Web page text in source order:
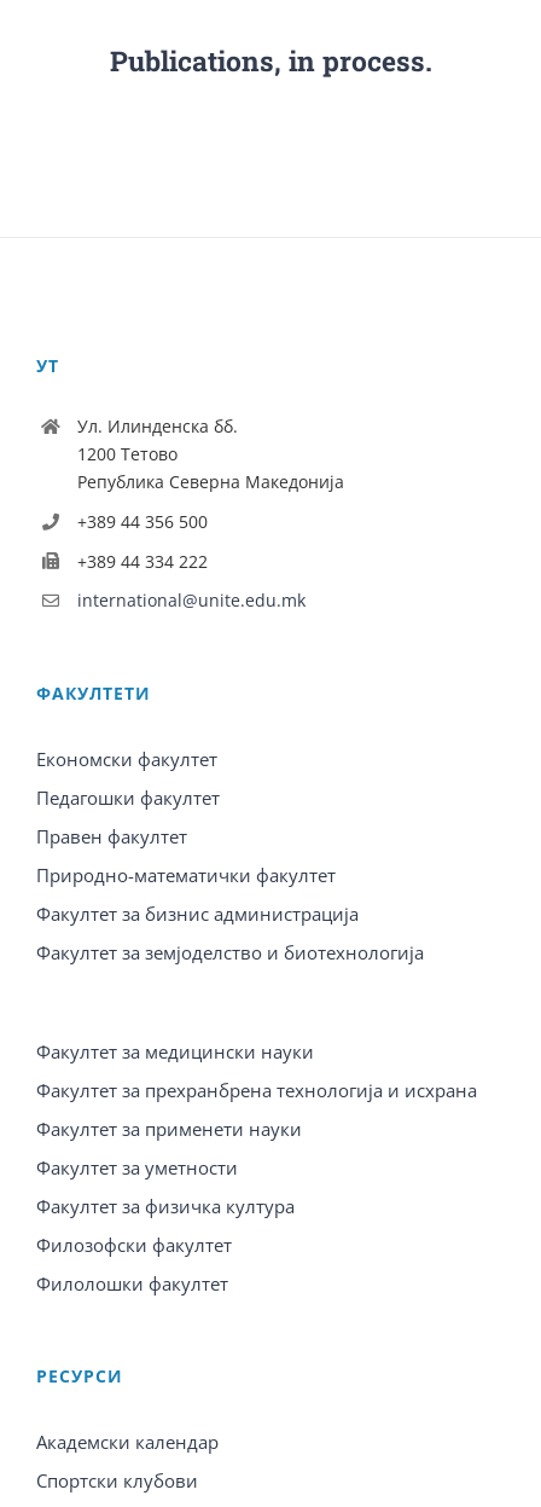
Publications, in process.
УТ
Ул. Илинденска бб.
1200 Тетово
Република Северна Македонија
+389 44 356 500
+389 44 334 222
international@unite.edu.mk
ФАКУЛТЕТИ
Економски факултет
Педагошки факултет
Правен факултет
Природно-математички факултет
Факултет за бизнис администрација
Факултет за земјоделство и биотехнологија
Факултет за медицински науки
Факултет за прехранбрена технологија и исхрана
Факултет за применети науки
Факултет за уметности
Факултет за физичка култура
Филозофски факултет
Филолошки факултет
PЕСУРСИ
Академски календар
Спортски клубови